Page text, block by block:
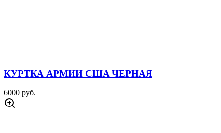
КУРТКА АРМИИ США ЧЕРНАЯ
6000 руб.